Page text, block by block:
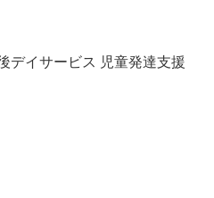
デイサービス 児童発達支援